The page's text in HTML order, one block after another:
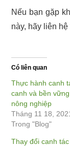
Nếu bạn gặp
này, hãy liên
Có liên quan
Thực hành canh
canh và bền
nông nghiệp
Tháng 11 18,
Trong "Blog"
Thay đổi canh